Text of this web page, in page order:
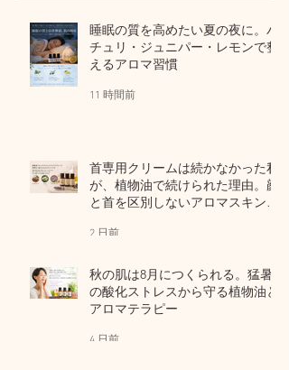
睡眠の質を高めたい夏の夜に。パ
チュリ・ジュニパー・レモンで整
えるアロマ習慣
11 時間前
首専用クリームは続かなかった私
が、植物油で続けられた理由。顔
と首を区別しないアロマスキンケ
2 日前
秋の肌は8月につくられる。猛暑
の酸化ストレスから守る植物油と
アロマテラピー
4 日前